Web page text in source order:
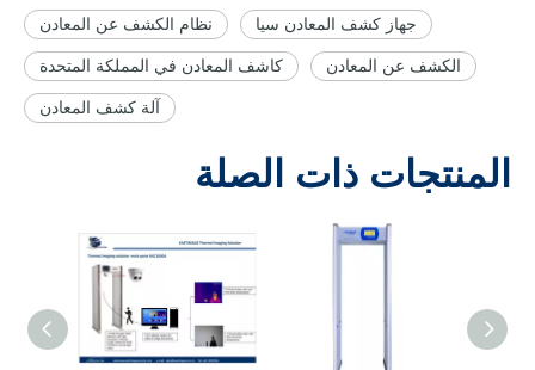
نظام الكشف عن المعادن جهاز كشف المعادن سيا
كاشف المعادن في المملكة المتحدة الكشف عن المعادن
آلة كشف المعادن
المنتجات ذات الصلة